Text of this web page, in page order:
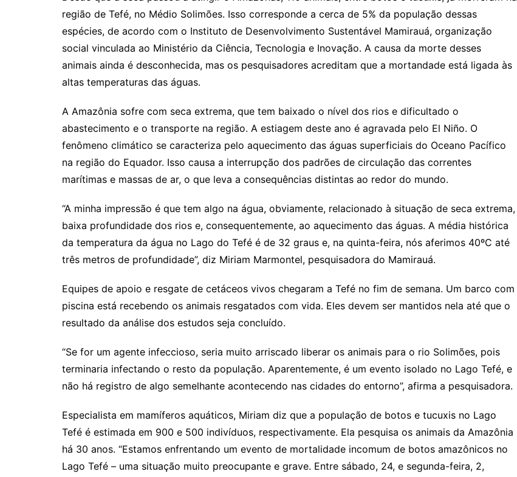
região de Tefé, no Médio Solimões. Isso corresponde a cerca de 5% da população dessas
espécies, de acordo com o Instituto de Desenvolvimento Sustentável Mamirauá, organização
social vinculada ao Ministério da Ciência, Tecnologia e Inovação. A causa da morte desses
animais ainda é desconhecida, mas os pesquisadores acreditam que a mortandade está ligada às
altas temperaturas das águas.
A Amazônia sofre com seca extrema, que tem baixado o nível dos rios e dificultado o
abastecimento e o transporte na região. A estiagem deste ano é agravada pelo El Niño. O
fenômeno climático se caracteriza pelo aquecimento das águas superficiais do Oceano Pacífico
na região do Equador. Isso causa a interrupção dos padrões de circulação das correntes
marítimas e massas de ar, o que leva a consequências distintas ao redor do mundo.
“A minha impressão é que tem algo na água, obviamente, relacionado à situação de seca extrema,
baixa profundidade dos rios e, consequentemente, ao aquecimento das águas. A média histórica
da temperatura da água no Lago do Tefé é de 32 graus e, na quinta-feira, nós aferimos 40ºC até
três metros de profundidade”, diz Miriam Marmontel, pesquisadora do Mamirauá.
Equipes de apoio e resgate de cetáceos vivos chegaram a Tefé no fim de semana. Um barco com
piscina está recebendo os animais resgatados com vida. Eles devem ser mantidos nela até que o
resultado da análise dos estudos seja concluído.
“Se for um agente infeccioso, seria muito arriscado liberar os animais para o rio Solimões, pois
terminaria infectando o resto da população. Aparentemente, é um evento isolado no Lago Tefé, e
não há registro de algo semelhante acontecendo nas cidades do entorno”, afirma a pesquisadora.
Especialista em mamíferos aquáticos, Miriam diz que a população de botos e tucuxis no Lago
Tefé é estimada em 900 e 500 indivíduos, respectivamente. Ela pesquisa os animais da Amazônia
há 30 anos. “Estamos enfrentando um evento de mortalidade incomum de botos amazônicos no
Lago Tefé – uma situação muito preocupante e grave. Entre sábado, 24, e segunda-feira, 2,